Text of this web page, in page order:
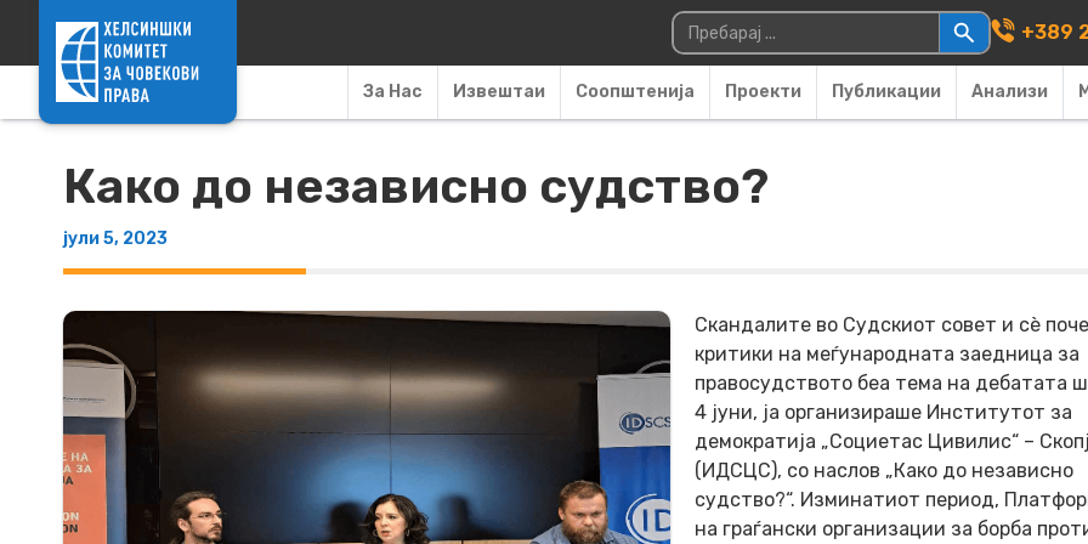
Main
Пребарувај за: +389
За Нас Извештаи Соопштенија Проекти Публикации Анализи
Како до независно судство?
јули 5, 2023
Скандалите во Судскиот совет и сè
критики на меѓународната заедница за
правосудството беа тема на дебатата
4 јуни, ја организираше Институтот за
демократија „Социетас Цивилис“ –
(ИДСЦС), со наслов „Како до независно
судство?“. Изминатиот период,
на граѓански организации за борба